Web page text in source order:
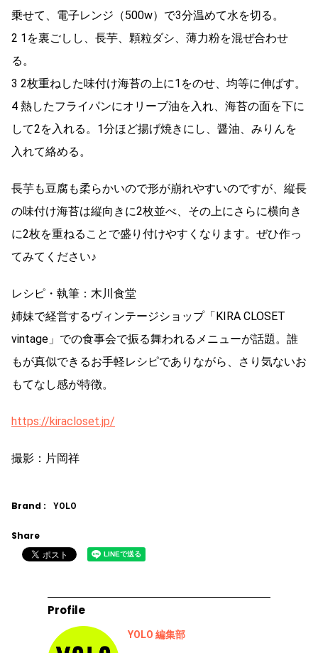
乗せて、電子レンジ（500w）で3分温めて水を切る。
2 1を裏ごしし、長芋、顆粒ダシ、薄力粉を混ぜ合わせ
る。
3 2枚重ねした味付け海苔の上に1をのせ、均等に伸ばす。
4 熱したフライパンにオリーブ油を入れ、海苔の面を下に
して2を入れる。1分ほど揚げ焼きにし、醤油、みりんを
入れて絡める。
長芋も豆腐も柔らかいので形が崩れやすいのですが、縦長
の味付け海苔は縦向きに2枚並べ、その上にさらに横向き
に2枚を重ねることで盛り付けやすくなります。ぜひ作っ
てみてください♪
レシピ・執筆：木川食堂
姉妹で経営するヴィンテージショップ「KIRA CLOSET
vintage」での食事会で振る舞われるメニューが話題。誰
もが真似できるお手軽レシピでありながら、さり気ないお
もてなし感が特徴。
https://kiracloset.jp/
撮影：片岡祥
Brand : YOLO
Share
Profile
YOLO 編集部